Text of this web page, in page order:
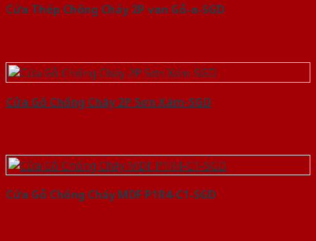
Cửa Thép Chống Cháy 2P van Gỗ-a-SGD
Cửa Gỗ Chống Cháy 2P Sơn Xám-SGD
Cửa Gỗ Chống Cháy MDF P1R4-C1-SGD